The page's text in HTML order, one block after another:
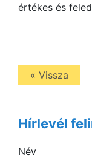
értékes és
« Vissza
Hírlevél
Név